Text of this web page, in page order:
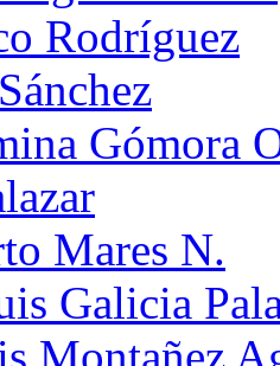
Rodríguez
Gómora
Mares N.
Galicia
Montañez